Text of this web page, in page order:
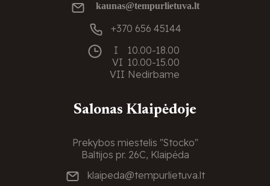
kaunas@tempurlietuva.lt
+370 656 45144
I
10.00-18.00
VI 10.00-15.00
VII Nedirbame
Salonas Klaipėdoje
Prekybos miestelis "Stocko"
Baltijos pr. 26C, Klaipėda
klaipeda@tempurlietuva.lt